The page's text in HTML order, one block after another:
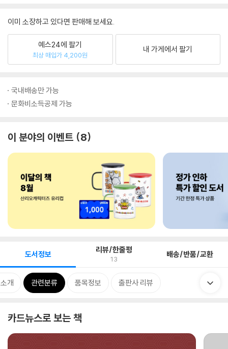
이미 소장하고 있다면 판매해 보세요.
예스24에 팔기
최상 매입가 4,200원
내 가게에서 팔기
국내배송만 가능
문화비소득공제 가능
이 분야의 이벤트 8
도서정보 리뷰/한줄평
13 배송/반품/교환
개 관련분류 품목정보 출판사 리뷰
카드뉴스로 보는 책